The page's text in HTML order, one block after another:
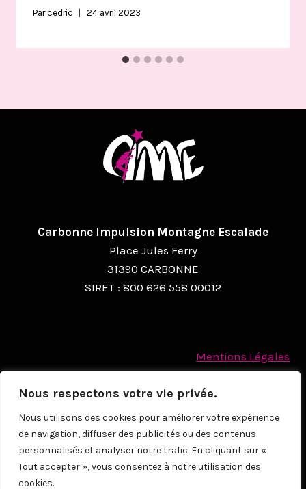
Nous respectons votre vie privée.
Nous utilisons des cookies pour améliorer votre expérience
de navigation, diffuser des publicités ou des contenus
personnalisés et analyser notre trafic. En cliquant sur «
Tout accepter », vous consentez à notre utilisation des
cookies.
Par cedric 24 avril 2023
Carbonne Impulsion Montagne Escalade
Place Jules Ferry
31390 CARBONNE
SIRET : 800 626 558 00012
Mentions Légales
Politique des cookies
Protection des Données à caractère personnel
© 2026